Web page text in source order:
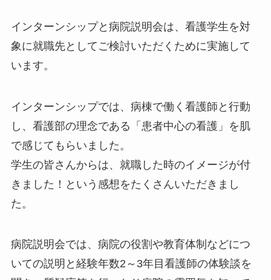
インターンシップと病院説明会は、看護学生を対
象に就職先としてご検討いただくために実施して
います。
インターンシップでは、病棟で働く看護師と行動
し、看護部の理念である「患者中心の看護」を肌
で感じてもらいました。
学生の皆さんからは、就職した時のイメージが付
きました！という感想をたくさんいただきまし
た。
病院説明会では、病院の役割や教育体制などにつ
いての説明と経験年数2～3年目看護師の体験談を